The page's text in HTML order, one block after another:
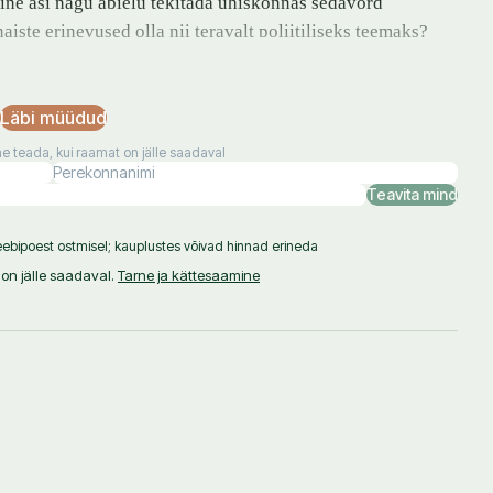
erinevused olla nii teravalt poliitiliseks teemaks?
ja suurimast ühiskondlikust tavast.
ja seksuaalseid orientatsioone, kõigist
konservatiivsete seksuaalvaadetega lugejatele.
Läbi müüdud
teada, kui raamat on jälle saadaval
Teavita mind
ostmisel; kauplustes võivad hinnad erineda
jälle saadaval. Tarne ja kättesaamine